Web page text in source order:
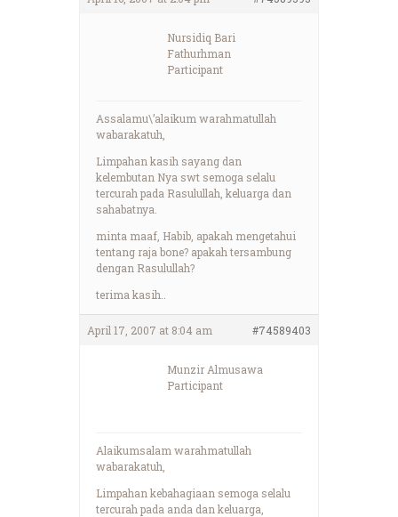
Nursidiq Bari
Fathurhman
Participant
Assalamu\’alaikum warahmatullah
wabarakatuh,
Limpahan kasih sayang dan
kelembutan Nya swt semoga selalu
tercurah pada Rasulullah, keluarga dan
sahabatnya.
minta maaf, Habib, apakah mengetahui
tentang raja bone? apakah tersambung
dengan Rasulullah?
terima kasih..
April 17, 2007 at 8:04 am #74589403
Munzir Almusawa
Participant
Alaikumsalam warahmatullah
wabarakatuh,
Limpahan kebahagiaan semoga selalu
tercurah pada anda dan keluarga,